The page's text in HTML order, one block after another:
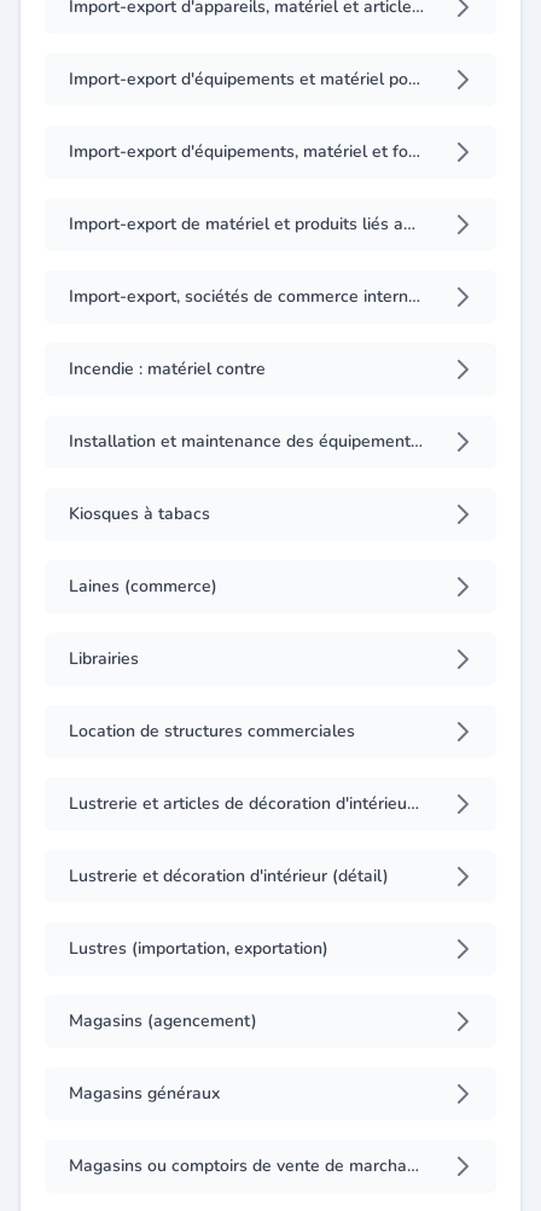
Import-export d'appareils, matériel et articles d'enregistrement et de reproduction du son, des images leurs accessoires et pièces détachées
Import-export d'équipements et matériel pour hôtels, cafés et restaurants, blanchisseries et teintureries
Import-export d'équipements, matériel et fournitures de sécurité et de protection
Import-export de matériel et produits liés au domaine de la quincaillerie, droguerie, articles de ménage, et tous articles d'hygiène et d'entretien domestique et professionnel
Import-export, sociétés de commerce international
Incendie : matériel contre
Installation et maintenance des équipements et matériels pour hôtels, cafés, restaurants, blanchisseries et teintureries
Kiosques à tabacs
Laines (commerce)
Librairies
Location de structures commerciales
Lustrerie et articles de décoration d'intérieur (gros)
Lustrerie et décoration d'intérieur (détail)
Lustres (importation, exportation)
Magasins (agencement)
Magasins généraux
Magasins ou comptoirs de vente de marchandises